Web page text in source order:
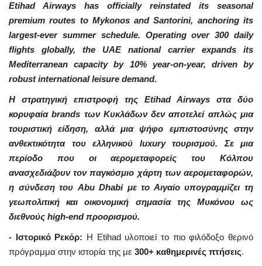
Etihad Airways has officially reinstated its seasonal
premium routes to Mykonos and Santorini, anchoring its
largest-ever summer schedule. Operating over 300 daily
flights globally, the UAE national carrier expands its
Mediterranean capacity by 10% year-on-year, driven by
robust international leisure demand.
Η στρατηγική επιστροφή της Etihad Airways στα δύο
κορυφαία brands των Κυκλάδων δεν αποτελεί απλώς μια
τουριστική είδηση, αλλά μια ψήφο εμπιστοσύνης στην
ανθεκτικότητα του ελληνικού luxury τουρισμού. Σε μια
περίοδο που οι αερομεταφορείς του Κόλπου
ανασχεδιάζουν τον παγκόσμιο χάρτη των αερομεταφορών,
η σύνδεση του Abu Dhabi με το Αιγαίο υπογραμμίζει τη
γεωπολιτική και οικονομική σημασία της Μυκόνου ως
διεθνούς high-end προορισμού.
- Ιστορικό Ρεκόρ: Η Etihad υλοποιεί το πιο φιλόδοξο θερινό
πρόγραμμα στην ιστορία της με 300+ καθημερινές πτήσεις.